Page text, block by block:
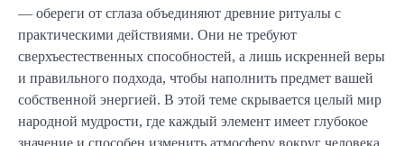
— обереги от сглаза объединяют древние ритуалы с
практическими действиями. Они не требуют
сверхъестественных способностей, а лишь искренней веры
и правильного подхода, чтобы наполнить предмет вашей
собственной энергией. В этой теме скрывается целый мир
народной мудрости, где каждый элемент имеет глубокое
значение и способен изменить атмосферу вокруг человека.